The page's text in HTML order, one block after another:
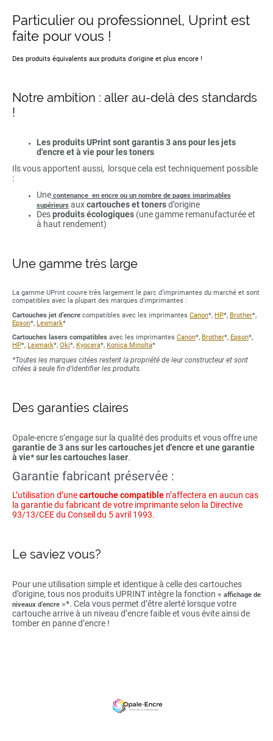
Particulier ou professionnel, Uprint est
faite pour vous !
Des produits équivalents aux produits d'origine et plus encore !
Notre ambition : aller au-delà des standards
!
Les produits UPrint sont garantis 3 ans pour les jets
d'encre et à vie pour les toners
Ils vous apportent aussi, lorsque cela est techniquement possible
:
Une contenance en encre ou un nombre de pages imprimables
supérieurs auxcartouches et tonersd’origine
Desproduits écologiques (une gamme remanufacturée et
à haut rendement)
Une gamme très large
La gamme UPrint couvre très largement le parc d’imprimantes du marché et sont
compatibles avec la plupart des marques d'imprimantes :
Cartouches jet d’encre compatibles avec les imprimantes Canon*, HP*, Brother*,
Epson*, Lexmark*
Cartouches lasers compatibles avec les imprimantes Canon*, Brother*, Epson*,
HP*, Lexmark*, Oki*, Kyocera*, Konica Minolta*
*Toutes les marques citées restent la propriété de leur constructeur et sont
citées à seule fin d’identifier les produits.
Des garanties claires
Opale-encre s’engage sur la qualité des produits et vous offre une
garantie de 3 ans sur les cartouches jet d'encre et une garantie
à vie* sur les cartouches laser.
Garantie fabricant préservée :
L’utilisation d’unecartouche compatible n’affectera en aucun cas
la garantie du fabricant de votre imprimante selon la Directive
93/13/CEE du Conseil du 5 avril 1993.
Le saviez vous?
Pour une utilisation simple et identique à celle des cartouches
d’origine, tous nos produits UPRINT intègre la fonction « affichage de
niveaux d’encre »*. Cela vous permet d’être alerté lorsque votre
cartouche arrive à un niveau d’encre faible et vous évite ainsi de
tomber en panne d’encre !